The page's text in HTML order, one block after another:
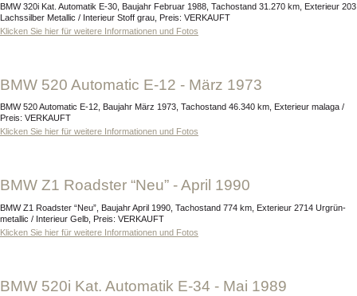
BMW 320i Kat. Automatik E-30, Baujahr Februar 1988, Tachostand 31.270 km, Exterieur 203
Lachssilber Metallic / Interieur Stoff grau, Preis: VERKAUFT
Klicken Sie hier für weitere Informationen und Fotos
BMW 520 Automatic E-12 - März 1973
BMW 520 Automatic E-12, Baujahr März 1973, Tachostand 46.340 km, Exterieur malaga /
Preis: VERKAUFT
Klicken Sie hier für weitere Informationen und Fotos
BMW Z1 Roadster “Neu” - April 1990
BMW Z1 Roadster “Neu”, Baujahr April 1990, Tachostand 774 km, Exterieur 2714 Urgrün-
metallic / Interieur Gelb, Preis: VERKAUFT
Klicken Sie hier für weitere Informationen und Fotos
BMW 520i Kat. Automatik E-34 - Mai 1989